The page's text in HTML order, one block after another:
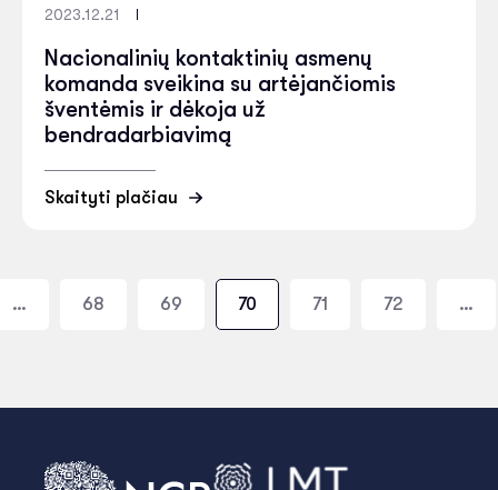
2023.12.21
Nacionalinių kontaktinių asmenų
komanda sveikina su artėjančiomis
šventėmis ir dėkoja už
bendradarbiavimą
Skaityti plačiau
… 68 69 70 71 72 …